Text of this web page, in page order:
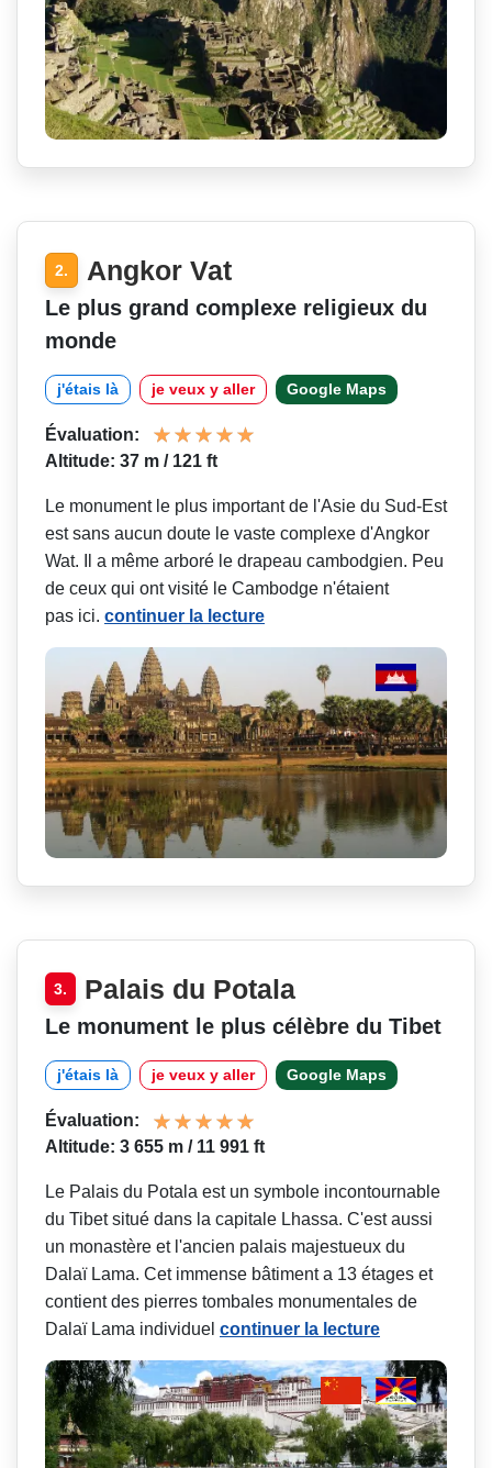
2. Angkor Vat
Le plus grand complexe religieux du
monde
j'étais là je veux y aller Google Maps
Évaluation:
Altitude: 37 m / 121 ft
Le monument le plus important de l'Asie du Sud-Est
est sans aucun doute le vaste complexe d'Angkor
Wat. Il a même arboré le drapeau cambodgien. Peu
de ceux qui ont visité le Cambodge n'étaient
pas ici. continuer la lecture
3. Palais du Potala
Le monument le plus célèbre du Tibet
j'étais là je veux y aller Google Maps
Évaluation:
Altitude: 3 655 m / 11 991 ft
Le Palais du Potala est un symbole incontournable
du Tibet situé dans la capitale Lhassa. C'est aussi
un monastère et l'ancien palais majestueux du
Dalaï Lama. Cet immense bâtiment a 13 étages et
contient des pierres tombales monumentales de
Dalaï Lama individuel continuer la lecture